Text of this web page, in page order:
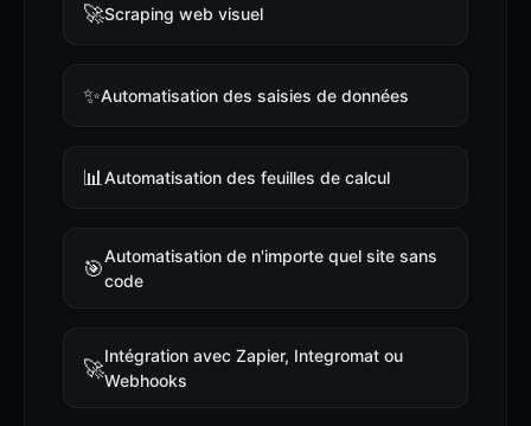
🚀Scraping web visuel
✨Automatisation des saisies de données
📊 Automatisation des feuilles de calcul
🎯Automatisation de n'importe quel site sans
code
🚀Intégration avec Zapier, Integromat ou
Webhooks